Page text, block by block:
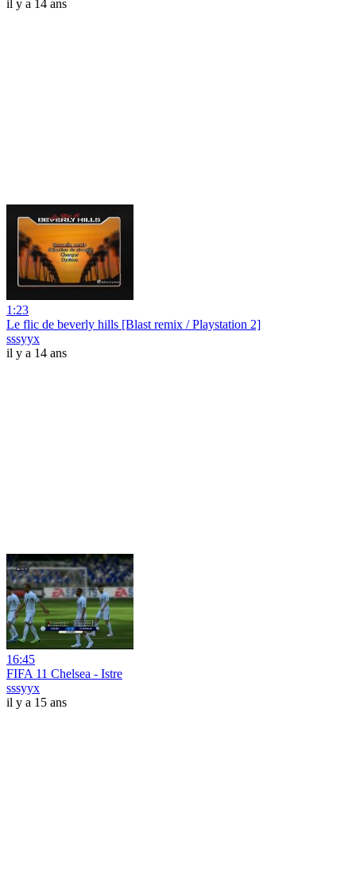
il y a 14 ans
1:23
Le flic de beverly hills [Blast remix / Playstation 2]
sssyyx
il y a 14 ans
16:45
FIFA 11 Chelsea - Istre
sssyyx
il y a 15 ans